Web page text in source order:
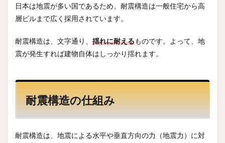
日本は地震が多い国であるため、耐震構造は一般住宅から高
層ビルまで広く採用されています。
耐震構造は、文字通り、 揺れに耐えるものです。よって、地
震が発生すれば建物自体はしっかり揺れます。
耐震構造の仕組み
耐震構造は、地震による水平や垂直方向の力（地震力）に対